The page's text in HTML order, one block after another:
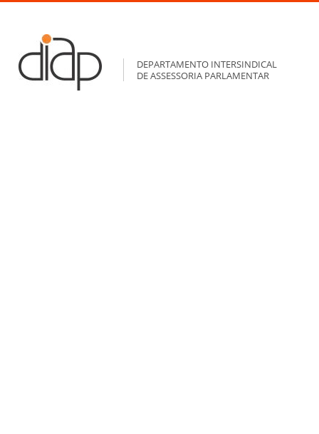
DEPARTAMENTO INTERSINDICAL
DE ASSESSORIA PARLAMENTAR